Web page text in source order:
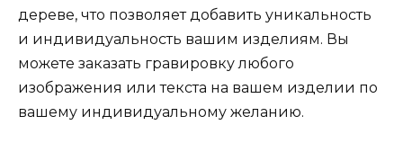
дереве, что позволяет добавить уникальность
и индивидуальность вашим изделиям. Вы
можете заказать гравировку любого
изображения или текста на вашем изделии по
вашему индивидуальному желанию.